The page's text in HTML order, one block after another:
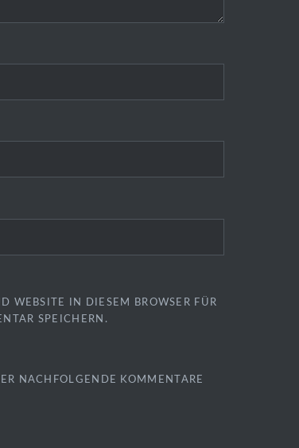
WEBSITE IN DIESEM BROWSER FÜR
SPEICHERN.
NACHFOLGENDE KOMMENTARE